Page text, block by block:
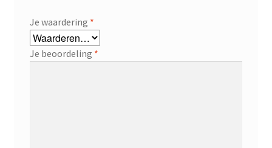
Je waardering *
Je beoordeling *